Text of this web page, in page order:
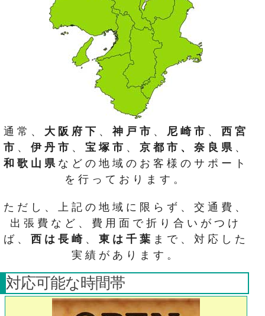
通常、 大阪府下 、 神戸市 、 尼崎市 、 西宮
市 、 伊丹市 、 宝塚市 、 京都市、奈良県 、
和歌山県 などの地域のお客様のサポート
を行っております。
ただし、上記の地域に限らず、交通費、
出張費など、費用面で折り合いがつけ
ば、 西は長崎 、 東は千葉 まで、対応した
実績があります。
対応可能な時間帯